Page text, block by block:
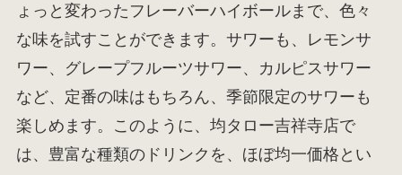
ょっと変わったフレーバーハイボールまで、色々
な味を試すことができます。サワーも、レモンサ
ワー、グレープフルーツサワー、カルピスサワー
など、定番の味はもちろん、季節限定のサワーも
楽しめます。このように、均タロー吉祥寺店で
は、豊富な種類のドリンクを、ほぼ均一価格とい